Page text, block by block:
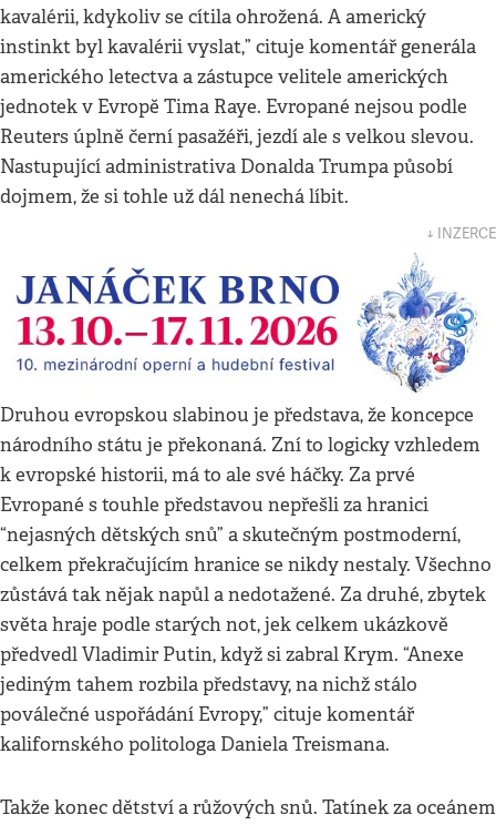
kavalérii, kdykoliv se cítila ohrožená. A americký
instinkt byl kavalérii vyslat,” cituje komentář generála
amerického letectva a zástupce velitele amerických
jednotek v Evropě Tima Raye. Evropané nejsou podle
Reuters úplně černí pasažéři, jezdí ale s velkou slevou.
Nastupující administrativa Donalda Trumpa působí
dojmem, že si tohle už dál nenechá líbit.
↓ INZERCE
Druhou evropskou slabinou je představa, že koncepce
národního státu je překonaná. Zní to logicky vzhledem
k evropské historii, má to ale své háčky. Za prvé
Evropané s touhle představou nepřešli za hranici
“nejasných dětských snů” a skutečným postmoderní,
celkem překračujícím hranice se nikdy nestaly. Všechno
zůstává tak nějak napůl a nedotažené. Za druhé, zbytek
světa hraje podle starých not, jek celkem ukázkově
předvedl Vladimir Putin, když si zabral Krym. “Anexe
jediným tahem rozbila představy, na nichž stálo
poválečné uspořádání Evropy,” cituje komentář
kalifornského politologa Daniela Treismana.
Takže konec dětství a růžových snů. Tatínek za oceánem